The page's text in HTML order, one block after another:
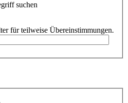
suchen
für teilweise Übereinstimmungen.